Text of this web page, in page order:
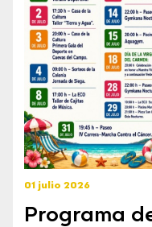
01 julio 2026
Programa